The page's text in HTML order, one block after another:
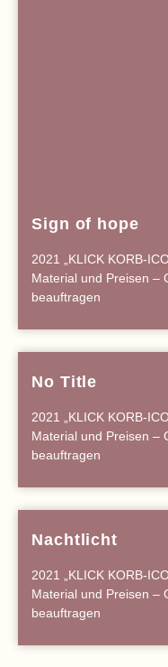
Sign of hope
2021 „KLICK KORB-
Material und Preisen
beauftragen
No Title
2021 „KLICK KORB-
Material und Preisen
beauftragen
Nachtlicht
2021 „KLICK KORB-
Material und Preisen
beauftragen